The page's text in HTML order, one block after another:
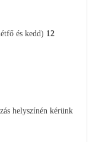
és kedd) 12
helyszínén kérünk